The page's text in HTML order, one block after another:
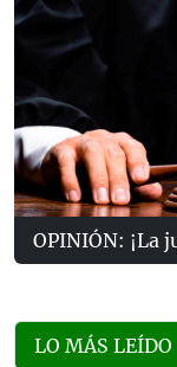
OPINIÓN: ¡La
LO MÁS LEÍDO